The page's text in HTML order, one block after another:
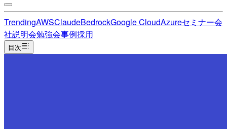
TrendingAWSClaudeBedrockGoogle CloudAzureセミナー会
社説明会勉強会事例採用
目次